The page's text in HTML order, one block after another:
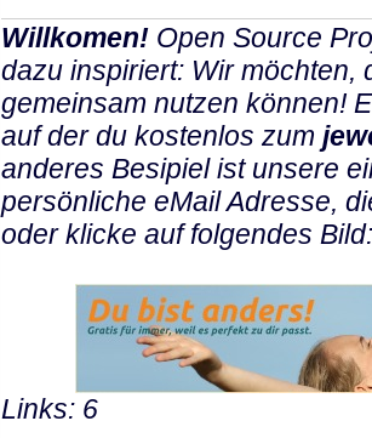
Willkomen! Open Source
dazu inspiriert: Wir möchten,
gemeinsam nutzen können!
auf der du kostenlos zum
anderes Besipiel ist unsere
persönliche eMail Adresse,
oder klicke auf folgendes Bild:
Links: 6